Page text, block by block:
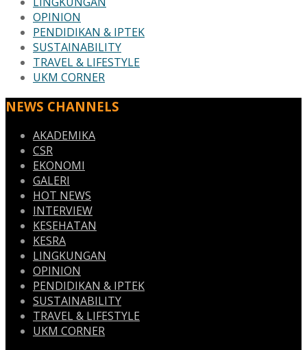
OPINION
PENDIDIKAN & IPTEK
SUSTAINABILITY
TRAVEL & LIFESTYLE
UKM CORNER
NEWS CHANNELS
AKADEMIKA
CSR
EKONOMI
GALERI
HOT NEWS
INTERVIEW
KESEHATAN
KESRA
LINGKUNGAN
OPINION
PENDIDIKAN & IPTEK
SUSTAINABILITY
TRAVEL & LIFESTYLE
UKM CORNER